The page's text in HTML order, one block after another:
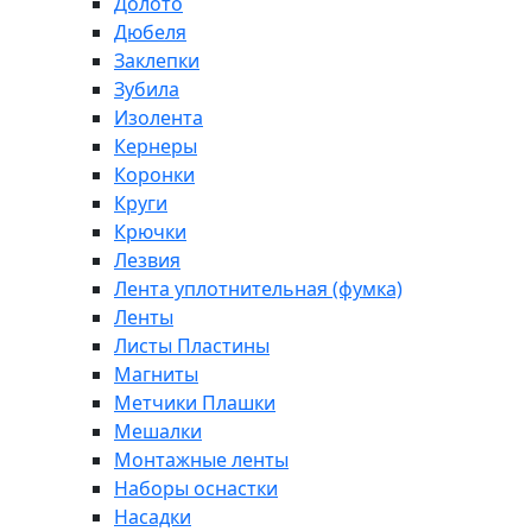
Дюбеля
Заклепки
Зубила
Изолента
Кернеры
Коронки
Круги
Крючки
Лезвия
Лента уплотнительная (фумка)
Ленты
Листы Пластины
Магниты
Метчики Плашки
Мешалки
Монтажные ленты
Наборы оснастки
Насадки